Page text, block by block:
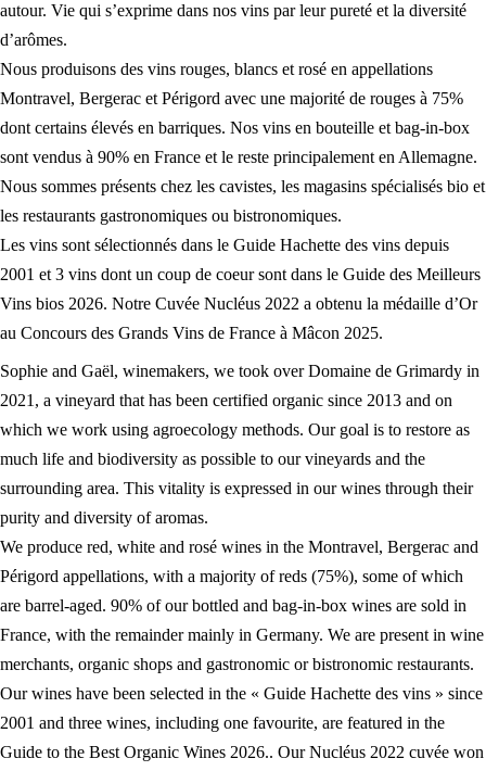
autour. Vie qui s’exprime dans nos vins par leur pureté et la diversité
d’arômes.
Nous produisons des vins rouges, blancs et rosé en appellations
Montravel, Bergerac et Périgord avec une majorité de rouges à 75%
dont certains élevés en barriques. Nos vins en bouteille et bag-in-box
sont vendus à 90% en France et le reste principalement en Allemagne.
Nous sommes présents chez les cavistes, les magasins spécialisés bio et
les restaurants gastronomiques ou bistronomiques.
Les vins sont sélectionnés dans le Guide Hachette des vins depuis
2001 et 3 vins dont un coup de coeur sont dans le Guide des Meilleurs
Vins bios 2026. Notre Cuvée Nucléus 2022 a obtenu la médaille d’Or
au Concours des Grands Vins de France à Mâcon 2025.
Sophie and Gaël, winemakers, we took over Domaine de Grimardy in
2021, a vineyard that has been certified organic since 2013 and on
which we work using agroecology methods. Our goal is to restore as
much life and biodiversity as possible to our vineyards and the
surrounding area. This vitality is expressed in our wines through their
purity and diversity of aromas.
We produce red, white and rosé wines in the Montravel, Bergerac and
Périgord appellations, with a majority of reds (75%), some of which
are barrel-aged. 90% of our bottled and bag-in-box wines are sold in
France, with the remainder mainly in Germany. We are present in wine
merchants, organic shops and gastronomic or bistronomic restaurants.
Our wines have been selected in the « Guide Hachette des vins » since
2001 and three wines, including one favourite, are featured in the
Guide to the Best Organic Wines 2026.. Our Nucléus 2022 cuvée won